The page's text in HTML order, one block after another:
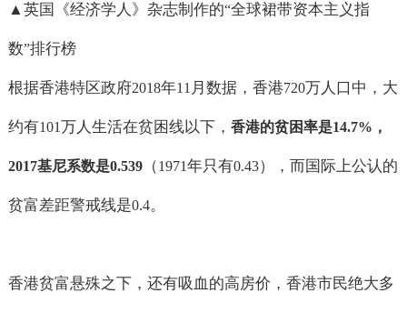
▲英国《经济学人》杂志制作的“全球裙带资本主义指
数”排行榜
根据香港特区政府2018年11 月数据，香港720万人口中，大
约有101万人生活在贫困线以下， 香港的贫困率是14.7% ，
2017基尼系数是0.539（1971年只有0.43），而国际上公认的
贫富差距警戒线是0.4。
香港贫富悬殊之下，还有吸血的高房价，香港市民绝大多